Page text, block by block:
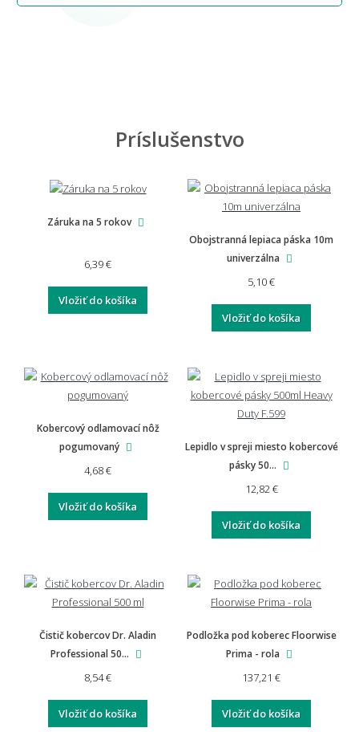
Príslušenstvo
Záruka na 5 rokov
6,39 €
Vložiť do košíka
Obojstranná lepiaca páska 10m
univerzálna
5,10 €
Vložiť do košíka
Kobercový odlamovací nôž
pogumovaný
4,68 €
Vložiť do košíka
Lepidlo v spreji miesto kobercové
pásky 50...
12,82 €
Vložiť do košíka
Čistič kobercov Dr. Aladin
Professional 50...
8,54 €
Vložiť do košíka
Podložka pod koberec Floorwise
Prima - rola
137,21 €
Vložiť do košíka